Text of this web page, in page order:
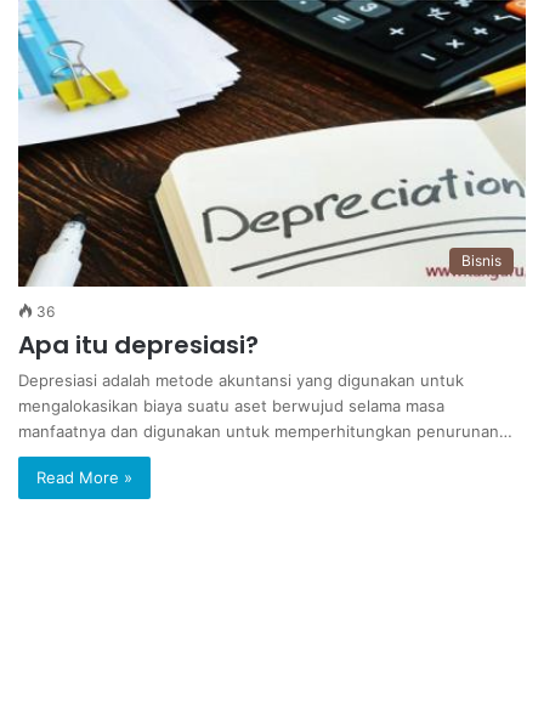
Bisnis
36
Apa itu depresiasi?
Depresiasi adalah metode akuntansi yang digunakan untuk
mengalokasikan biaya suatu aset berwujud selama masa
manfaatnya dan digunakan untuk memperhitungkan penurunan…
Read More »